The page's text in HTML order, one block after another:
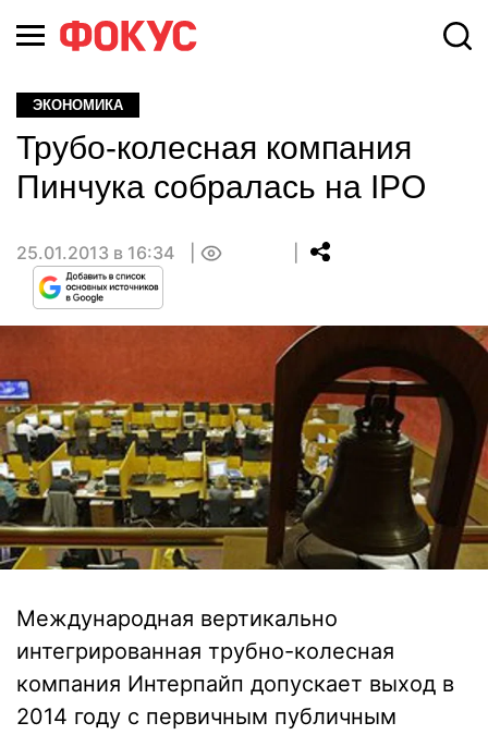
ЭКОНОМИКА
Трубо-колесная компания
Пинчука собралась на IPO
25.01.2013 в 16:34
Международная вертикально
интегрированная трубно-колесная
компания Интерпайп допускает выход в
2014 году с первичным публичным